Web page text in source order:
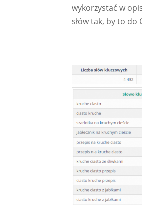
wykorzystać w
słów tak, by to do